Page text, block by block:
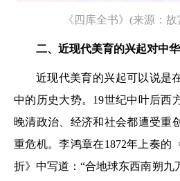
《四库全书》(来源：
二、近现代美育的兴起对中
近现代美育的兴起可以说是
中的历史大势。19世纪中叶后西
晚清政治、经济和社会都遭受重
重危机。李鸿章在1872年上奏的
折》中写道：“合地球东西南朔九